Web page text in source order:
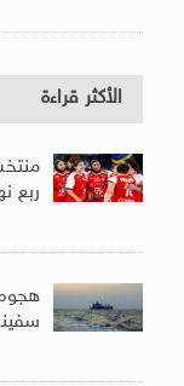
الأكثر قراءة
ربع